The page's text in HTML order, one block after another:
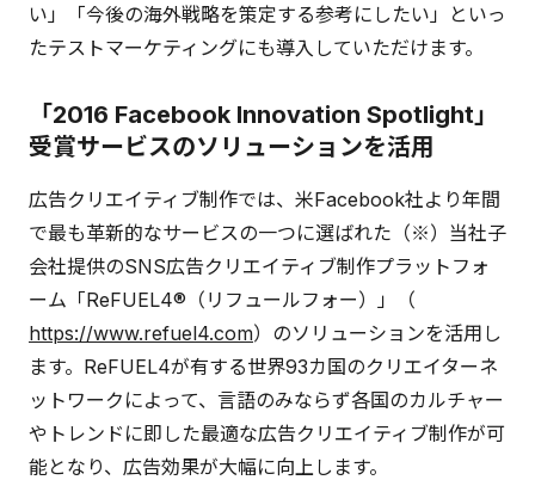
い」「今後の海外戦略を策定する参考にしたい」といっ
たテストマーケティングにも導入していただけます。
「2016 Facebook Innovation Spotlight」
受賞サービスのソリューションを活用
広告クリエイティブ制作では、米Facebook社より年間
で最も革新的なサービスの一つに選ばれた（※）当社子
会社提供のSNS広告クリエイティブ制作プラットフォ
ーム「ReFUEL4®（リフュールフォー）」（
https://www.refuel4.com）のソリューションを活用し
ます。ReFUEL4が有する世界93カ国のクリエイターネ
ットワークによって、言語のみならず各国のカルチャー
やトレンドに即した最適な広告クリエイティブ制作が可
能となり、広告効果が大幅に向上します。